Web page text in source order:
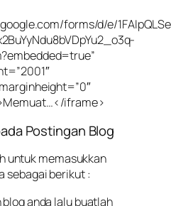
forms/d/e/
iframe>
Postingan Blog
untuk memasukkan
sebagai berikut :
anda lalu buatlah